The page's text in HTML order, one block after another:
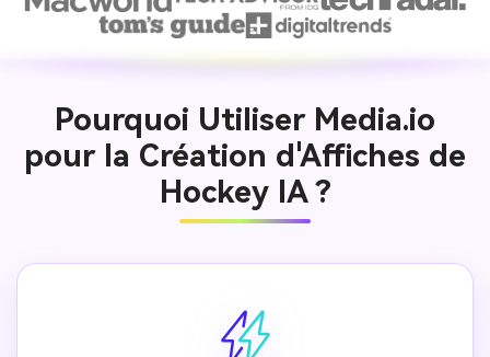
Pourquoi Utiliser Media.io
pour la Création d'Affiches de
Hockey IA ?